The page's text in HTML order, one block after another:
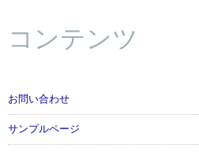
コンテンツ
お問い合わせ
サンプルページ